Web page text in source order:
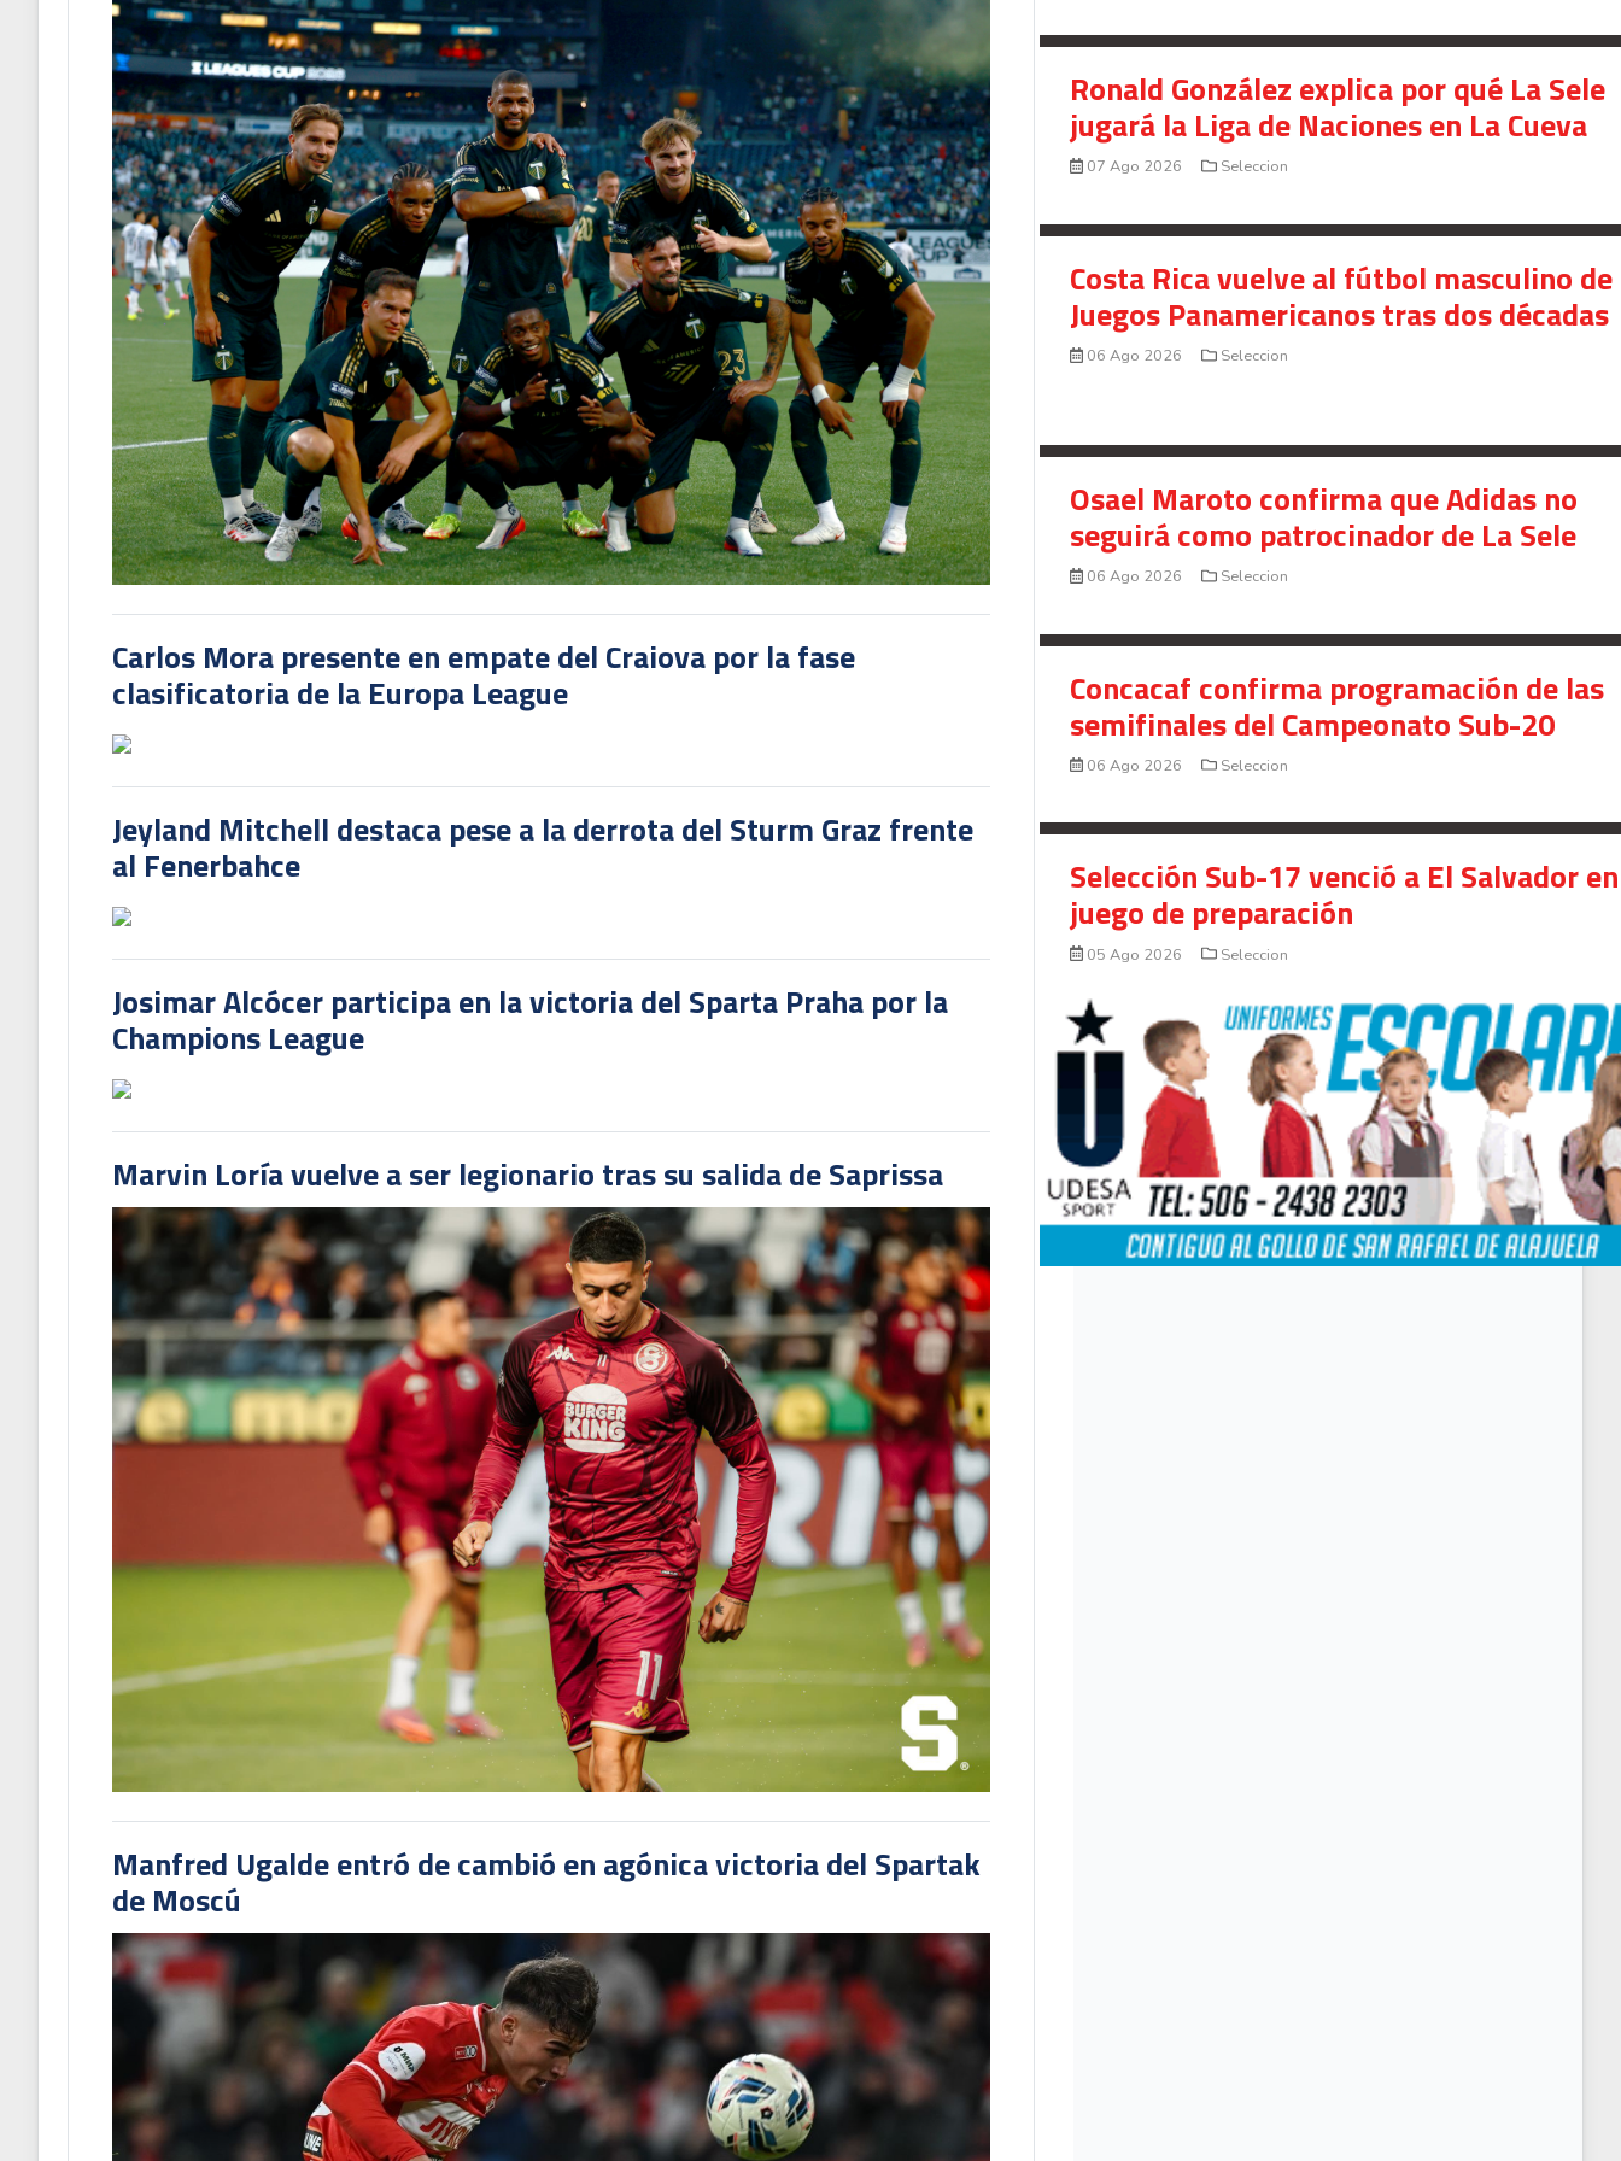
Carlos Mora presente en empate del Craiova por la fase
clasificatoria de la Europa League
Jeyland Mitchell destaca pese a la derrota del Sturm Graz frente
al Fenerbahce
Josimar Alcócer participa en la victoria del Sparta Praha por la
Champions League
Marvin Loría vuelve a ser legionario tras su salida de Saprissa
Manfred Ugalde entró de cambió en agónica victoria del Spartak
de Moscú
Ronald González explica por qué La Sele
jugará la Liga de Naciones en La Cueva
07 Ago 2026 Seleccion
Costa Rica vuelve al fútbol masculino
Juegos Panamericanos tras dos décadas
06 Ago 2026 Seleccion
Osael Maroto confirma que Adidas no
seguirá como patrocinador de La Sele
06 Ago 2026 Seleccion
Concacaf confirma programación de las
semifinales del Campeonato Sub-20
06 Ago 2026 Seleccion
Selección Sub-17 venció a El Salvador en
juego de preparación
05 Ago 2026 Seleccion